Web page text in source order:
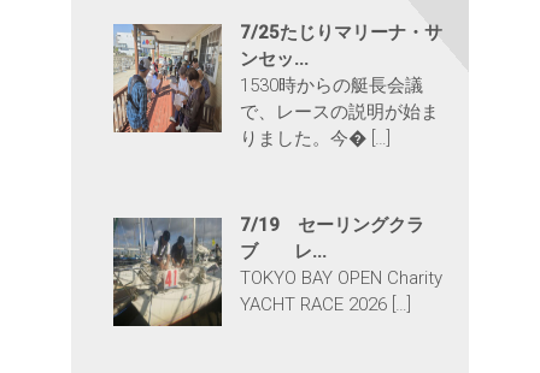
7/25たじりマリーナ・サ
ンセッ...
1530時からの艇長会議
で、レースの説明が始ま
りました。今� […]
7/19 セーリングクラ
ブ レ...
TOKYO BAY OPEN Charity
YACHT RACE 2026 […]